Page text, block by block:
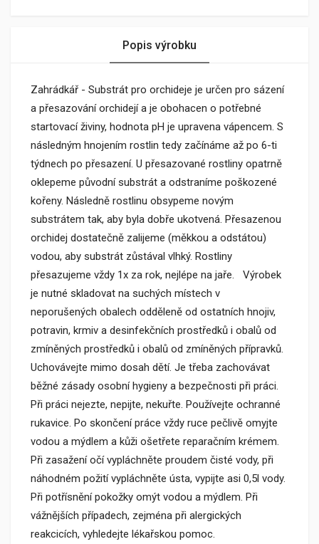
Popis výrobku
Zahrádkář - Substrát pro orchideje je určen pro sázení
a přesazování orchidejí a je obohacen o potřebné
startovací živiny, hodnota pH je upravena vápencem. S
následným hnojením rostlin tedy začínáme až po 6-ti
týdnech po přesazení. U přesazované rostliny opatrně
oklepeme původní substrát a odstraníme poškozené
kořeny. Následně rostlinu obsypeme novým
substrátem tak, aby byla dobře ukotvená. Přesazenou
orchidej dostatečně zalijeme (měkkou a odstátou)
vodou, aby substrát zůstával vlhký. Rostliny
přesazujeme vždy 1x za rok, nejlépe na jaře. Výrobek
je nutné skladovat na suchých místech v
neporušených obalech odděleně od ostatních hnojiv,
potravin, krmiv a desinfekčních prostředků i obalů od
zmíněných prostředků i obalů od zmíněných přípravků.
Uchovávejte mimo dosah dětí. Je třeba zachovávat
běžné zásady osobní hygieny a bezpečnosti při práci.
Při práci nejezte, nepijte, nekuřte. Používejte ochranné
rukavice. Po skončení práce vždy ruce pečlivě omyjte
vodou a mýdlem a kůži ošetřete reparačním krémem.
Při zasažení očí vypláchněte proudem čisté vody, při
náhodném požití vypláchněte ústa, vypijte asi 0,5l vody.
Při potřísnění pokožky omýt vodou a mýdlem. Při
vážnějších případech, zejména při alergických
reakcicích, vyhledejte lékařskou pomoc.